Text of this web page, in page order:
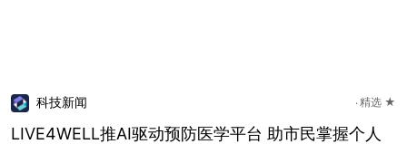
科技新闻 精选 ★
LIVE4WELL推AI驱动预防医学平台 助市民掌握个人